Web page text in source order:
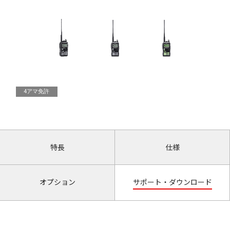
4アマ免許
特長 仕様
オプション サポート・ダウンロード